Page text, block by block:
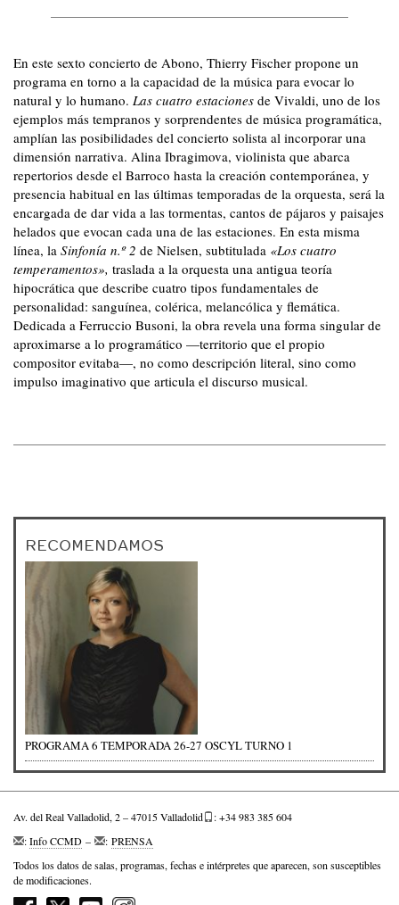
En este sexto concierto de Abono, Thierry Fischer propone un
programa en torno a la capacidad de la música para evocar lo
natural y lo humano. Las cuatro estaciones de Vivaldi, uno de los
ejemplos más tempranos y sorprendentes de música programática,
amplían las posibilidades del concierto solista al incorporar una
dimensión narrativa. Alina Ibragimova, violinista que abarca
repertorios desde el Barroco hasta la creación contemporánea, y
presencia habitual en las últimas temporadas de la orquesta, será la
encargada de dar vida a las tormentas, cantos de pájaros y paisajes
helados que evocan cada una de las estaciones. En esta misma
línea, la Sinfonía n.º 2 de Nielsen, subtitulada «Los cuatro
temperamentos», traslada a la orquesta una antigua teoría
hipocrática que describe cuatro tipos fundamentales de
personalidad: sanguínea, colérica, melancólica y flemática.
Dedicada a Ferruccio Busoni, la obra revela una forma singular de
aproximarse a lo programático —territorio que el propio
compositor evitaba—, no como descripción literal, sino como
impulso imaginativo que articula el discurso musical.
RECOMENDAMOS
PROGRAMA 6 TEMPORADA 26-27 OSCYL TURNO 1
Av. del Real Valladolid, 2 – 47015 Valladolid
: +34 983 385 604
:Info CCMD – : PRENSA
Todos los datos de salas, programas, fechas e intérpretes que aparecen, son susceptibles
de modificaciones.